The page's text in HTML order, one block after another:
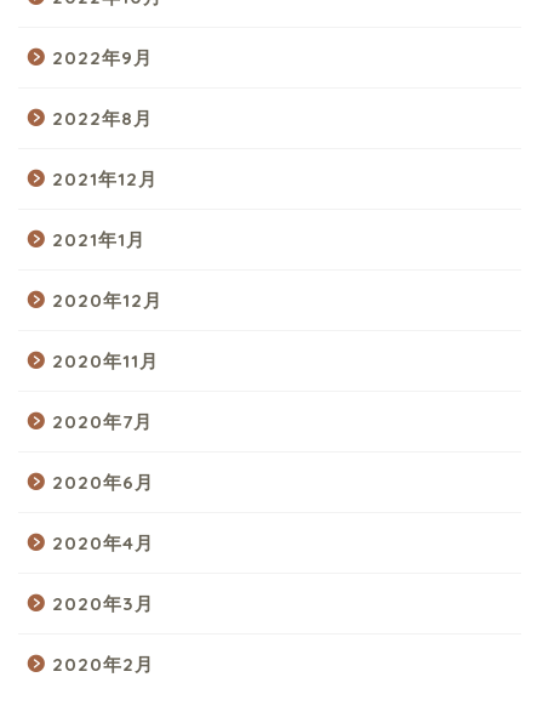
2022年9月
2022年8月
2021年12月
2021年1月
2020年12月
2020年11月
2020年7月
2020年6月
2020年4月
2020年3月
2020年2月